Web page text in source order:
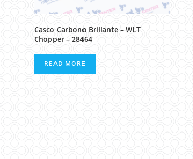
Casco Carbono Brillante – WLT
Chopper – 28464
READ MORE